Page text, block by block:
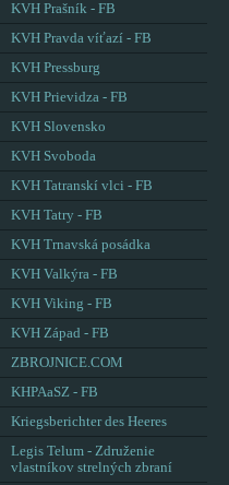
KVH Prašník - FB
KVH Pravda víťazí - FB
KVH Pressburg
KVH Prievidza - FB
KVH Slovensko
KVH Svoboda
KVH Tatranskí vlci - FB
KVH Tatry - FB
KVH Trnavská posádka
KVH Valkýra - FB
KVH Viking - FB
KVH Západ - FB
ZBROJNICE.COM
KHPAaSZ - FB
Kriegsberichter des Heeres
Legis Telum - Združenie
vlastníkov strelných zbraní